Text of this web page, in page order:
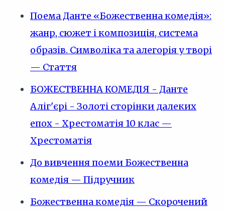
Поема Данте «Божественна комедія»:
жанр, сюжет і композиція, система
образів. Символіка та алегорія у творі
— Стаття
БОЖЕСТВЕННА КОМЕДІЯ - Данте
Аліг'єрі - Золоті сторінки далеких
епох - Хрестоматія 10 клас —
Хрестоматія
До вивчення поеми Божественна
комедія — Підручник
Божественна комедія — Скорочений